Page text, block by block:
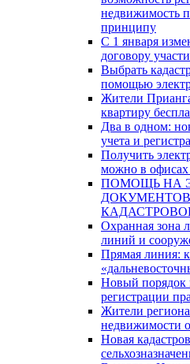
недвижимость
принципу
C 1 января
договору
Выбрать
помощью
Жители
квартиру
Два в одном:
учета и
Получить
можно в офисах
ПОМОЩЬ НА
Охранная зона
линий и
Прямая линия:
Новый порядок
регистрации
Жители
недвижимости
Новая